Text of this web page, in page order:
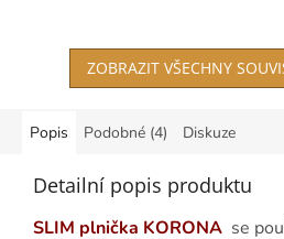
hvězdiček.
ZOBRAZIT VŠECHNY
Popis Podobné (4) Diskuze
Detailní popis produktu
SLIM plnička KORONA se